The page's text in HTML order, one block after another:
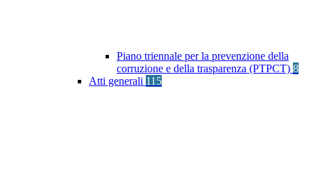
Piano triennale per la prevenzione della
corruzione e della trasparenza (PTPCT) 8
Atti generali 115